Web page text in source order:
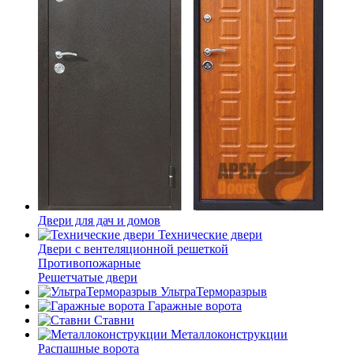
Двери для дач и домов
Технические двери
Двери с вентеляционной решеткой
Противопожарные
Решетчатые двери
УльтраТерморазрыв
Гаражные ворота
Ставни
Металлоконструкции
Распашные ворота